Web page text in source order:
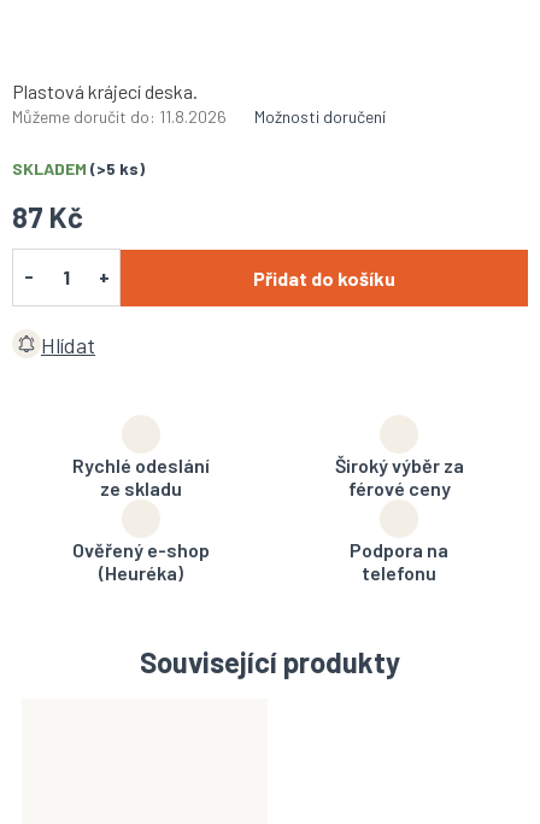
87 Kč
SKLADEM (>5 ks)
Můžeme doručit do: 11.8.2026 Možnosti doručení
Přidat do košíku
Plastová krájecí deska.
Hlídat
Rychlé odeslání
ze skladu
Široký výběr za
férové ceny
Ověřený e-shop
(Heuréka)
Podpora na
telefonu
Související produkty